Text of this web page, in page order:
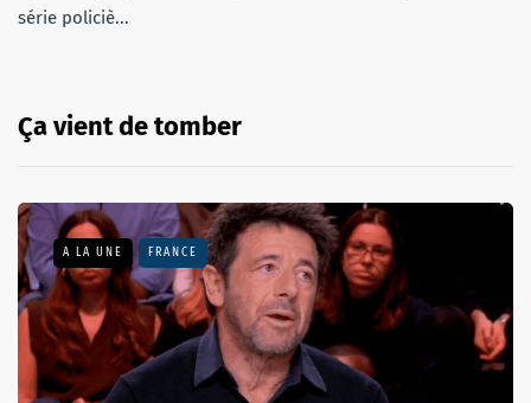
série policiè...
Ça vient de tomber
A LA UNE FRANCE